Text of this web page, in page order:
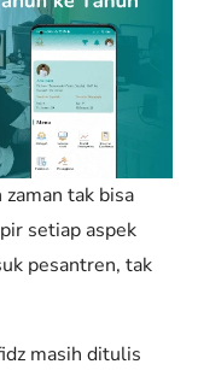
zaman tak bisa
setiap aspek
pesantren, tak
masih ditulis